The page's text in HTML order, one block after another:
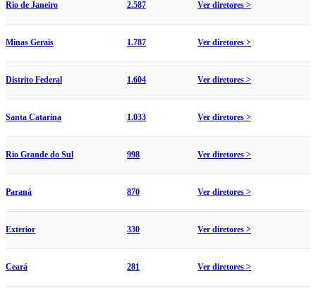
Rio de Janeiro 2.587 Ver diretores >
Minas Gerais 1.787 Ver diretores >
Distrito Federal 1.604 Ver diretores >
Santa Catarina 1.033 Ver diretores >
Rio Grande do Sul 998 Ver diretores >
Paraná 870 Ver diretores >
Exterior 330 Ver diretores >
Ceará 281 Ver diretores >